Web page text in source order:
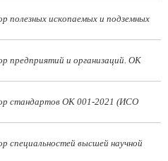
полезных ископаемых и подземных
предприятий и организаций. ОК
стандартов ОК 001-2021 (ИСО
специальностей высшей научной